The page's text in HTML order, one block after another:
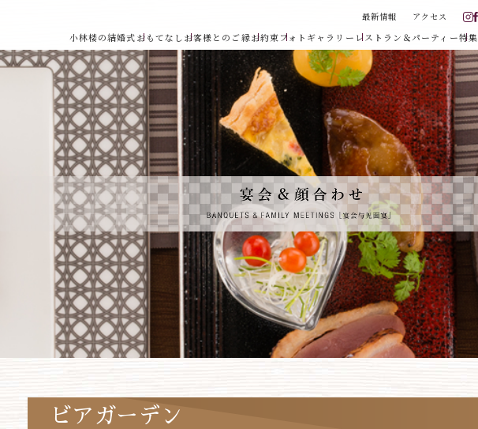
最新情報 アクセス
小林楼の結婚式おもてなしお客様とのご縁お約束フォトギャラリー レストラン＆パーティー特集
ビアガーデン